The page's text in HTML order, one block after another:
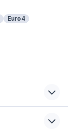
Euro 4